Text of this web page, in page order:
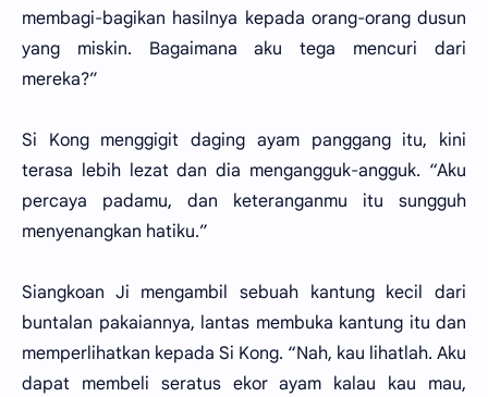
membagi-bagikan hasilnya kepada orang-orang dusun
yang miskin. Bagaimana aku tega mencuri dari
mereka?”
Si Kong menggigit daging ayam panggang itu, kini
terasa lebih lezat dan dia mengangguk-angguk. “Aku
percaya padamu, dan keteranganmu itu sungguh
menyenangkan hatiku.”
Siangkoan Ji mengambil sebuah kantung kecil dari
buntalan pakaiannya, lantas membuka kantung itu dan
memperlihatkan kepada Si Kong. “Nah, kau lihatlah. Aku
dapat membeli seratus ekor ayam kalau kau mau,